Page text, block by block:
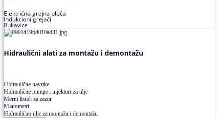
Električna grejna ploča
Indukcioni grejači
Rukavice
Hidraulični alati za montažu i demontažu
Hidraulične navrtke
Hidraulične pumpe i injektori za ulje
Merni listići za zazor
Manometri
Hidraulično ulje za montažu i demontažu